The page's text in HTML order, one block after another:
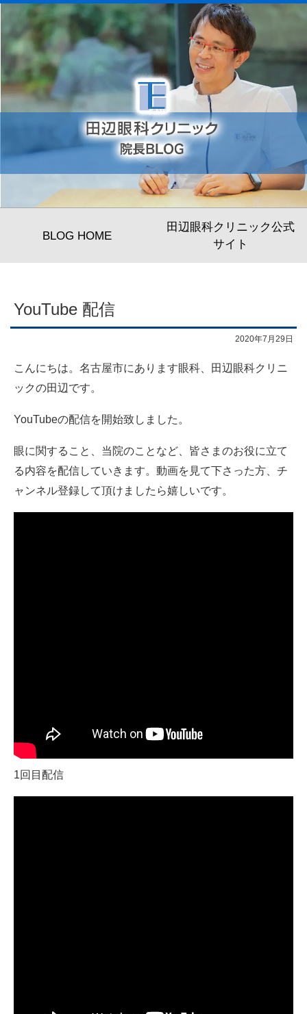
BLOG HOME
田辺眼科クリニック公式
サイト
YouTube 配信
2020年7月29日
こんにちは。名古屋市にあります眼科、田辺眼科クリニ
ックの田辺です。
YouTubeの配信を開始致しました。
眼に関すること、当院のことなど、皆さまのお役に立て
る内容を配信していきます。動画を見て下さった方、チ
ャンネル登録して頂けましたら嬉しいです。
1回目配信